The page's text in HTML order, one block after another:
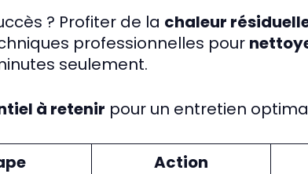
? Profiter de la chaleur
professionnelles pour
seulement.
à retenir pour un entretien
Action